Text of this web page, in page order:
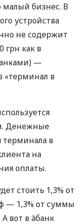
бизнес. В
устройства
не содержит
грн как в
—
«терминал в
Денежные
терминала в
на
оплаты.
стоить 1,3% от
— 1,3% от суммы
вот в àбанк